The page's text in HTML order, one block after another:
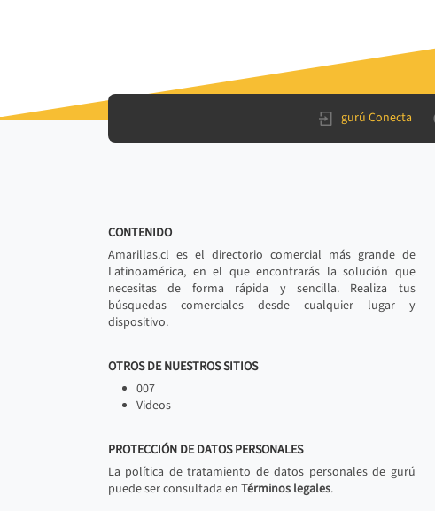
gurú Conecta
CONTENIDO
Amarillas.cl es el directorio comercial más grande de
Latinoamérica, en el que encontrarás la solución que
necesitas de forma rápida y sencilla. Realiza tus
búsquedas comerciales desde cualquier lugar y
dispositivo.
OTROS DE NUESTROS SITIOS
007
Videos
PROTECCIÓN DE DATOS PERSONALES
La política de tratamiento de datos personales de gurú
puede ser consultada en Términos legales.